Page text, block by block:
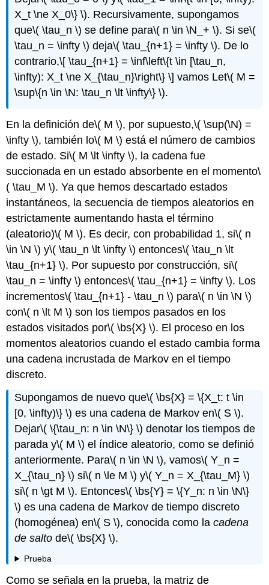
X_t \ne X_0\} \). Recursivamente, supongamos
que\( \tau_n \) se define para\( n \in \N_+ \). Si se\(
\tau_n = \infty \) deja\( \tau_{n+1} = \infty \). De lo
contrario,\[ \tau_{n+1} = \inf\left\{t \in [\tau_n,
\infty): X_t \ne X_{\tau_n}\right\} \] vamos Let\( M =
\sup\{n \in \N: \tau_n \lt \infty\} \).
En la definición de\( M \), por supuesto,\( \sup(\N) =
\infty \), también lo\( M \) está el número de cambios
de estado. Si\( M \lt \infty \), la cadena fue
succionada en un estado absorbente en el momento\
( \tau_M \). Ya que hemos descartado estados
instantáneos, la secuencia de tiempos aleatorios en
estrictamente aumentando hasta el término
(aleatorio)\( M \). Es decir, con probabilidad 1, si\( n
\in \N \) y\( \tau_n \lt \infty \) entonces\( \tau_n \lt
\tau_{n+1} \). Por supuesto por construcción, si\(
\tau_n = \infty \) entonces\( \tau_{n+1} = \infty \). Los
incrementos\( \tau_{n+1} - \tau_n \) para\( n \in \N \)
con\( n \lt M \) son los tiempos pasados en los
estados visitados por\( \bs{X} \). El proceso en los
momentos aleatorios cuando el estado cambia forma
una cadena incrustada de Markov en el tiempo
discreto.
Supongamos de nuevo que\( \bs{X} = \{X_t: t \in
[0, \infty)\} \) es una cadena de Markov en\( S \).
Dejar\( \{\tau_n: n \in \N\} \) denotar los tiempos de
parada y\( M \) el índice aleatorio, como se definió
anteriormente. Para\( n \in \N \), vamos\( Y_n =
X_{\tau_n} \) si\( n \le M \) y\( Y_n = X_{\tau_M} \)
si\( n \gt M \). Entonces\( \bs{Y} = \{Y_n: n \in \N\}
\) es una cadena de Markov de tiempo discreto
(homogénea) en\( S \), conocida como lacadena
de salto de\( \bs{X} \).
Prueba
Como se señala en la prueba, la matriz de